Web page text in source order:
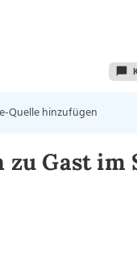
Quelle hinzufügen
zu Gast im